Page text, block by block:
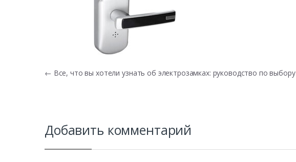
Навигация по записям
← Все, что вы хотели узнать об электрозамках: руководство по выбору
Добавить комментарий